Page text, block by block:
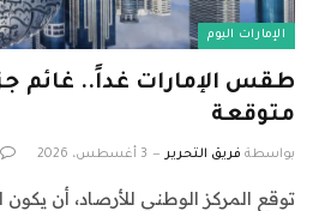
الإمارات اليوم
طقس الإمارات غداً.. غائم
متوقعة
بواسطة فريق التحرير 3 أغسطس، 2026
توقع المركز الوطني للأرصاد، أن